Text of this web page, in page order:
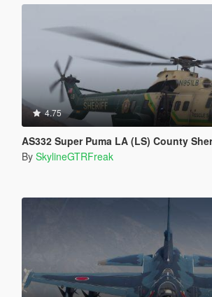
4.75
AS332 Super Puma LA (LS) County
By SkylineGTRFreak